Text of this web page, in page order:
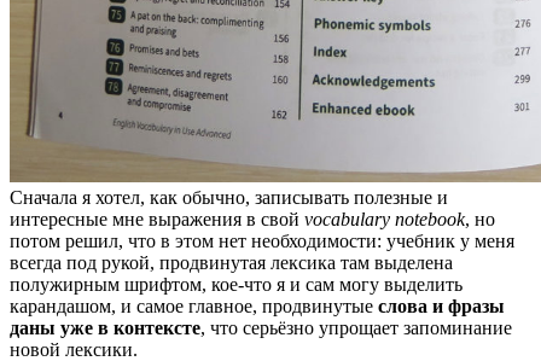
Сначала я хотел, как обычно, записывать полезные и
интересные мне выражения в свой vocabulary notebook, но
потом решил, что в этом нет необходимости: учебник у меня
всегда под рукой, продвинутая лексика там выделена
полужирным шрифтом, кое-что я и сам могу выделить
карандашом, и самое главное, продвинутые слова и фразы
даны уже в контексте, что серьёзно упрощает запоминание
новой лексики.